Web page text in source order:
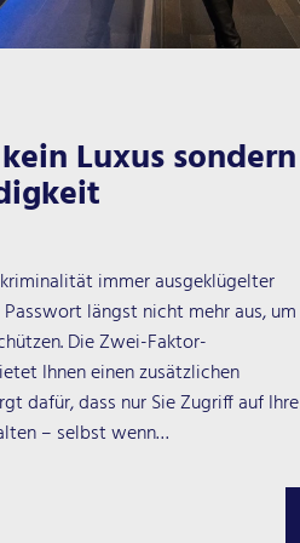
Luxus sondern
immer ausgeklügelter
längst nicht mehr aus, um
Die Zwei-Faktor-
Ihnen einen zusätzlichen
dafür, dass nur Sie Zugriff auf Ihre
– selbst wenn…